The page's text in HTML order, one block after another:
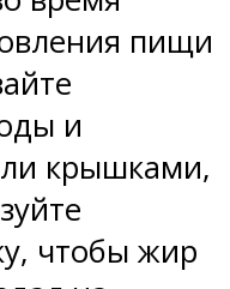
пищи
и
крышками,
чтобы жир